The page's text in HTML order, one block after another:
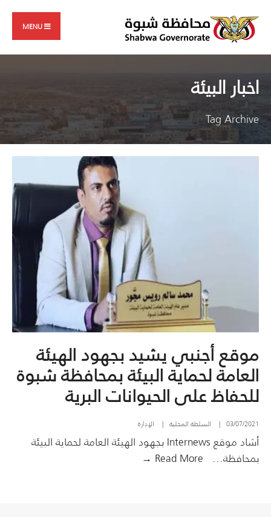
content
MENU
اخبار البيئة
Tag Archive
موقع أجنبي يشيد بجهود الهيئة
العامة لحماية البيئة بمحافظة شبوة
للحفاظ على الحيوانات البرية
03/07/2021
| السلطة المحلية | الإدارة
أشاد موقع Internews بجهود الهيئة العامة لحماية البيئة
بمحافظة...
Read More →
for: